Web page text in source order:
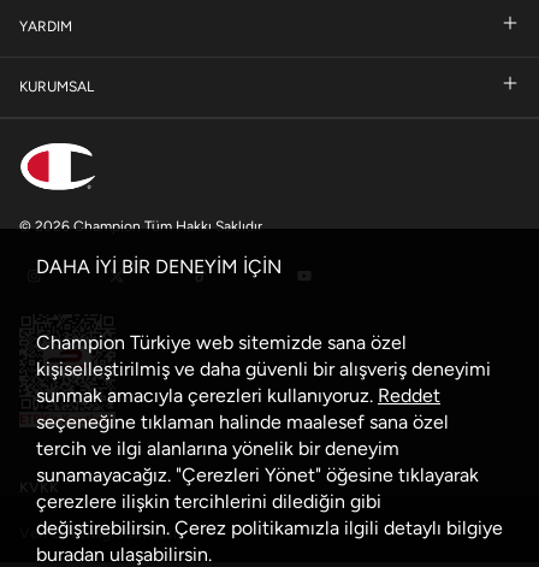
YARDIM
KURUMSAL
© 2026 Champion Tüm Hakkı Saklıdır
KVKK
Veri Güvenliği Politikası
DAHA İYİ BİR DENEYİM İÇİN
Champion Türkiye web sitemizde sana özel
kişiselleştirilmiş ve daha güvenli bir alışveriş deneyimi
sunmak amacıyla çerezleri kullanıyoruz. Reddet
seçeneğine tıklaman halinde maalesef sana özel
tercih ve ilgi alanlarına yönelik bir deneyim
sunamayacağız. "Çerezleri Yönet" öğesine tıklayarak
çerezlere ilişkin tercihlerini dilediğin gibi
değiştirebilirsin. Çerez politikamızla ilgili detaylı bilgiye
buradan ulaşabilirsin.